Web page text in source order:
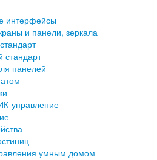
интерфейсы
и панели, зеркала
стандарт
панелей
управление
умным домом